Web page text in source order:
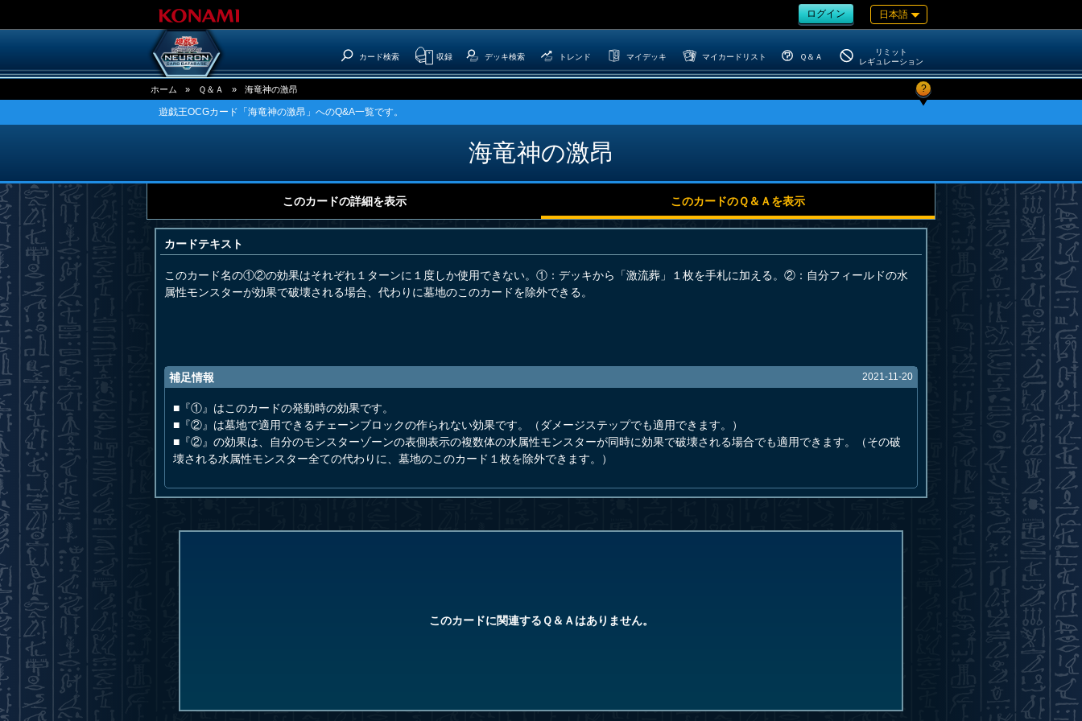
ログイン 日本語
カード検索 収録 デッキ検索 トレンド マイデッキ マイカードリスト Ｑ＆Ａ
リミット
レギュレーション
ホーム » Ｑ＆Ａ » 海竜神の激昂 ?
遊戯王OCGカード「海竜神の激昂」へのQ&A一覧です。
海竜神の激昂
このカードの詳細を表示 このカードのＱ＆Ａを表示
カードテキスト
このカード名の①②の効果はそれぞれ１ターンに１度しか使用できない。①：デッキから「激流葬」１枚を手札に加える。②：自分フィールドの水
属性モンスターが効果で破壊される場合、代わりに墓地のこのカードを除外できる。
補足情報 2021-11-20
■『①』はこのカードの発動時の効果です。
■『②』は墓地で適用できるチェーンブロックの作られない効果です。（ダメージステップでも適用できます。）
■『②』の効果は、自分のモンスターゾーンの表側表示の複数体の水属性モンスターが同時に効果で破壊される場合でも適用できます。（その破
壊される水属性モンスター全ての代わりに、墓地のこのカード１枚を除外できます。）
このカードに関連するＱ＆Ａはありません。